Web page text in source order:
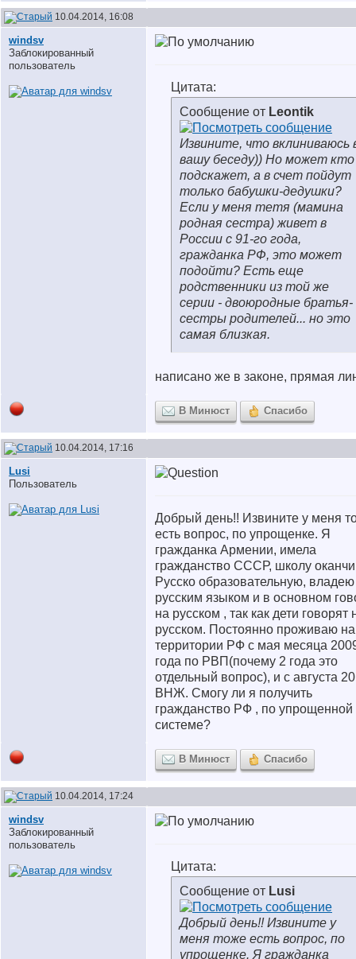
10.04.2014, 16:08
windsv
Заблокированный
пользователь
Цитата:
Сообщение от Leontik
Извините, что вклиниваюсь
вашу беседу)) Но может кто
подскажет, а в счет пойдут
только бабушки-дедушки?
Если у меня тетя (мамина
родная сестра) живет в
России с 91-го года,
гражданка РФ, это может
подойти? Есть еще
родственники из той же
серии - двоюродные братья-
сестры родителей... но это
самая близкая.
написано же в законе, прямая
В Минюст Спасибо
10.04.2014, 17:16
Lusi
Пользователь
Добрый день!! Извините у меня
есть вопрос, по упрощенке. Я
гражданка Армении, имела
гражданство СССР, школу
Русско образовательную, владею
русским языком и в основном
на русском , так как дети говорят
русском. Постоянно проживаю на
территории РФ с мая месяца
года по РВП(почему 2 года это
отдельный вопрос), и с августа
ВНЖ. Смогу ли я получить
гражданство РФ , по упрощенной
системе?
В Минюст Спасибо
10.04.2014, 17:24
windsv
Заблокированный
пользователь
Цитата:
Сообщение от Lusi
Добрый день!! Извините у
меня тоже есть вопрос, по
упрощенке. Я гражданка